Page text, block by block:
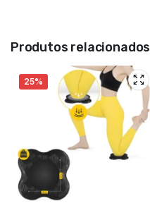
Produtos relacionados
25%